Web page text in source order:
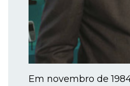
Em novembro de